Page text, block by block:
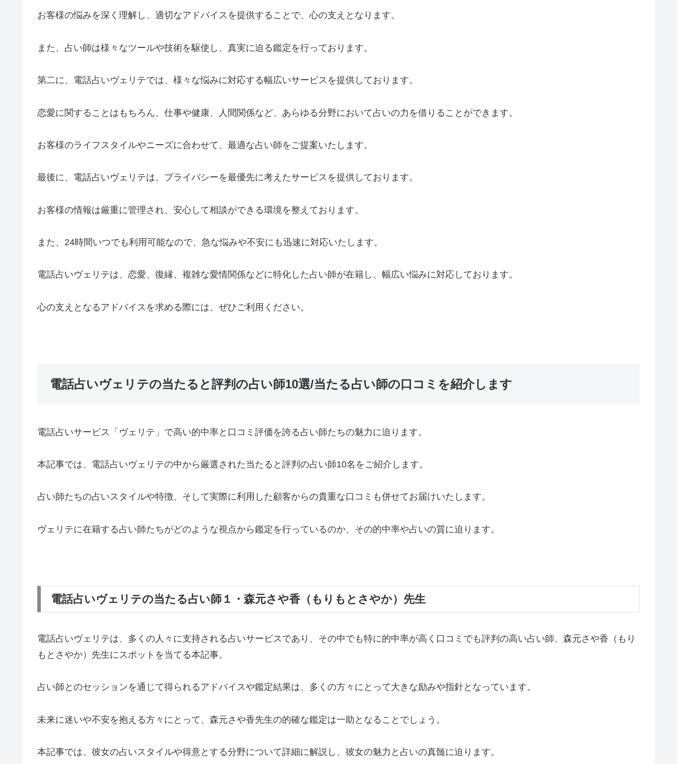
お客様の悩みを深く理解し、適切なアドバイスを提供することで、心の支えとなります。
また、占い師は様々なツールや技術を駆使し、真実に迫る鑑定を行っております。
第二に、電話占いヴェリテでは、様々な悩みに対応する幅広いサービスを提供しております。
恋愛に関することはもちろん、仕事や健康、人間関係など、あらゆる分野において占いの力を借りることができます。
お客様のライフスタイルやニーズに合わせて、最適な占い師をご提案いたします。
最後に、電話占いヴェリテは、プライバシーを最優先に考えたサービスを提供しております。
お客様の情報は厳重に管理され、安心して相談ができる環境を整えております。
また、24時間いつでも利用可能なので、急な悩みや不安にも迅速に対応いたします。
電話占いヴェリテは、恋愛、復縁、複雑な愛情関係などに特化した占い師が在籍し、幅広い悩みに対応しております。
心の支えとなるアドバイスを求める際には、ぜひご利用ください。
電話占いヴェリテの当たると評判の占い師10選/当たる占い師の口コミを紹介します
電話占いサービス「ヴェリテ」で高い的中率と口コミ評価を誇る占い師たちの魅力に迫ります。
本記事では、電話占いヴェリテの中から厳選された当たると評判の占い師10名をご紹介します。
占い師たちの占いスタイルや特徴、そして実際に利用した顧客からの貴重な口コミも併せてお届けいたします。
ヴェリテに在籍する占い師たちがどのような視点から鑑定を行っているのか、その的中率や占いの質に迫ります。
電話占いヴェリテの当たる占い師１・森元さや香（もりもとさやか）先生
電話占いヴェリテは、多くの人々に支持される占いサービスであり、その中でも特に的中率が高く口コミでも評判の高い占い師、森元さや香（もり
もとさやか）先生にスポットを当てる本記事。
占い師とのセッションを通じて得られるアドバイスや鑑定結果は、多くの方々にとって大きな励みや指針となっています。
未来に迷いや不安を抱える方々にとって、森元さや香先生の的確な鑑定は一助となることでしょう。
本記事では、彼女の占いスタイルや得意とする分野について詳細に解説し、彼女の魅力と占いの真髄に迫ります。